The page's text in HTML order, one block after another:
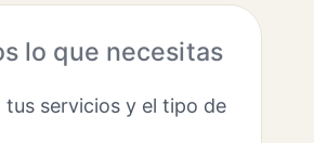
lo que necesitas
servicios y el tipo de